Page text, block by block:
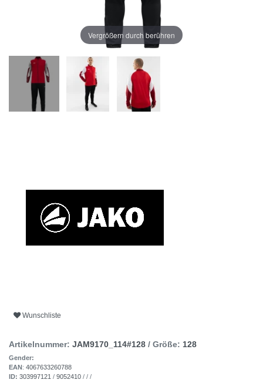
Vergrößern durch berühren
Wunschliste
Artikelnummer: JAM9170_114#128 / Größe: 128
Gender:
EAN: 4067633260788
ID: 303997121 / 9052410 / / /